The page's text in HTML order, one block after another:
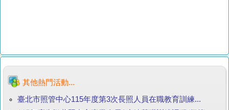
其他熱門活動...
臺北市照管中心115年度第3次長照人員在職教育訓練...